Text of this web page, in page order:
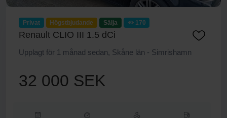
Privat Högstbjudande Sälja 170
Renault CLIO III 1.5 dCi
Upplagt för 1 månad sedan, Skåne län - Simrishamn
32 000 SEK